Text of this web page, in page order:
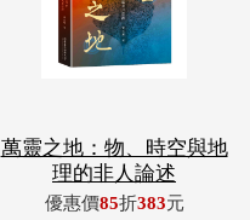
萬靈之地：物、時空與地
理的非人論述
優惠價85折383元